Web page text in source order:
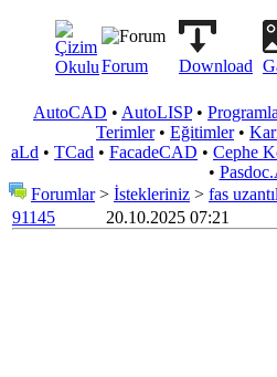
Forum
Download
AutoCAD • AutoLISP•
Terimler• Eğitimler•
aLd • TCad • FacadeCAD • Cephe
•
Forumlar> İstekleriniz > fas
91145
20.10.2025 07:21